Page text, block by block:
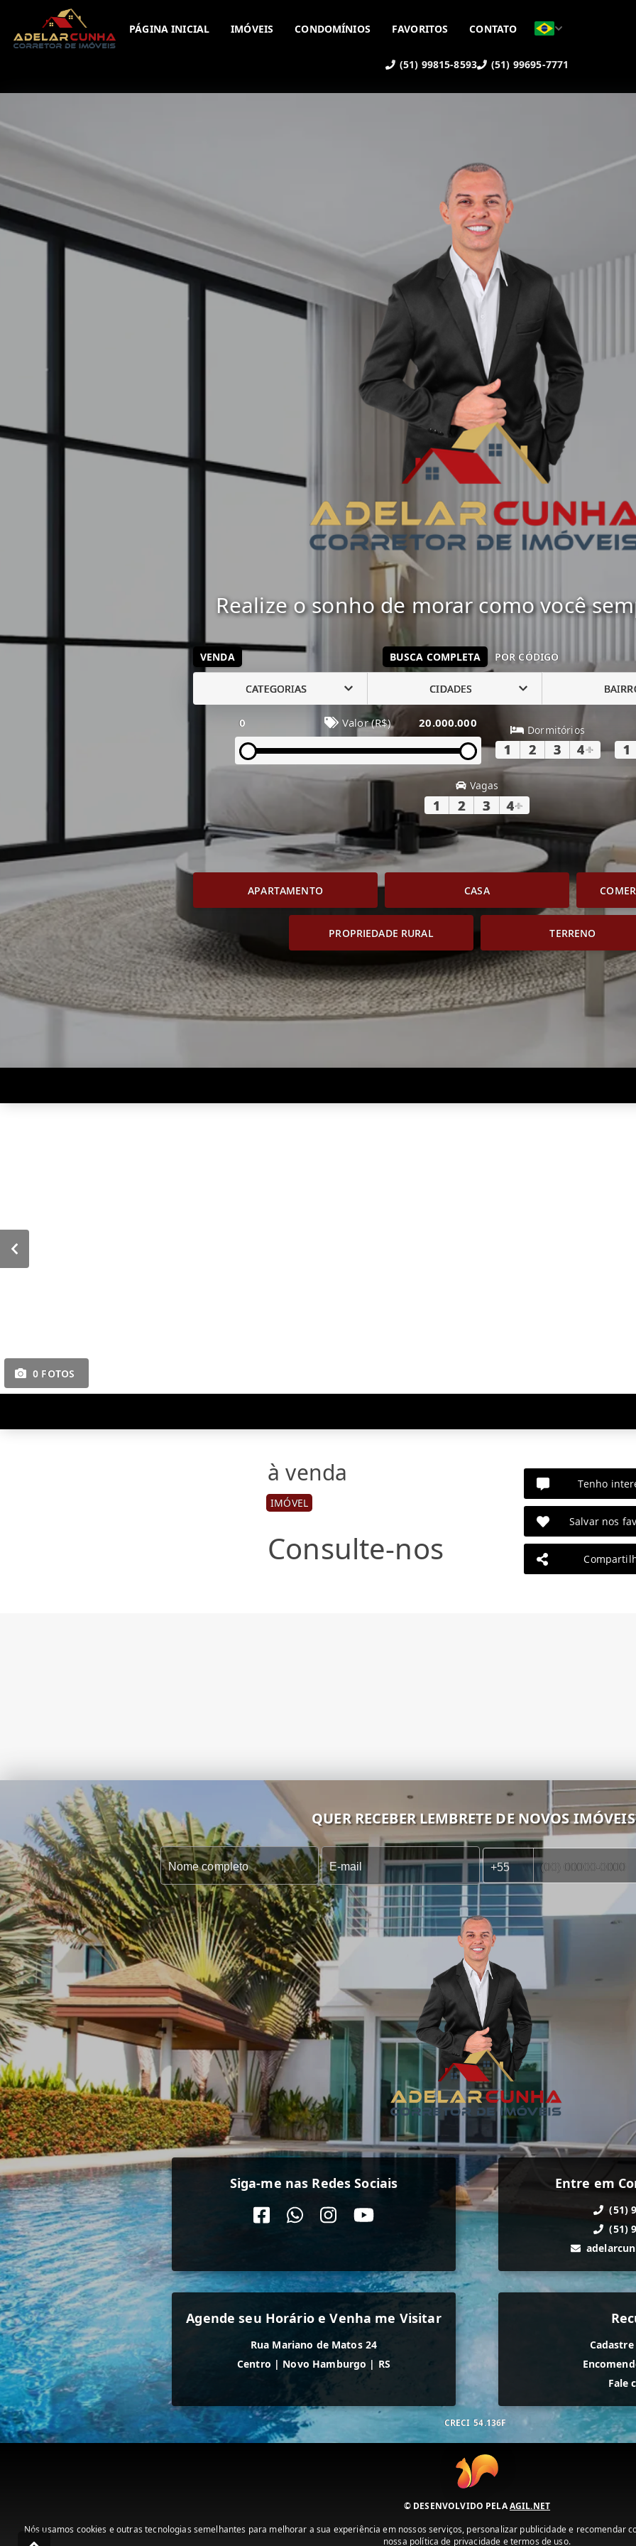
(51) 99815-8593 (51) 99695-7771
PÁGINA INICIAL IMÓVEIS CONDOMÍNIOS FAVORITOS CONTATO
Realize o sonho de morar como você
VENDA BUSCA COMPLETA POR CÓDIGO
CATEGORIAS CIDADES
0 Valor (R$) 20.000.000 Dormitórios
1 2 3 4+ 1
Vagas
1 2 3 4+
APARTAMENTO CASA
PROPRIEDADE RURAL TERRENO
0 FOTOS
à venda
IMÓVEL
Consulte-nos
Tenho
Salvar nos
QUER RECEBER LEMBRETE DE NOVOS
Siga-me nas Redes Sociais Entre em
(51)
(51)
Agende seu Horário e Venha me Visitar
Rua Mariano de Matos 24
Centro | Novo Hamburgo | RS
Fale
CRECI 54.136F
© DESENVOLVIDO PELAAGIL.NET
Nós usamos cookies e outras tecnologias semelhantes para melhorar a sua experiência em nossos serviços, personalizar publicidade e recomendar
nossa política de privacidade e termos de uso.